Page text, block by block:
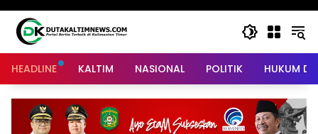
HEADLINE KALTIM NASIONAL POLITIK HUKUM